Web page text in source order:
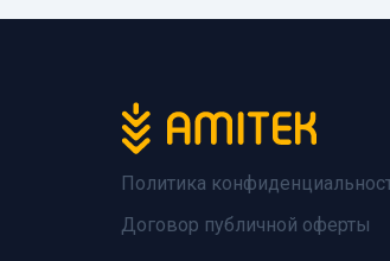
Политика
Договор публичной оферты